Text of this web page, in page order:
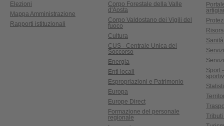
Elezioni
Mappa Amministrazione
Rapporti istituzionali
Corpo Forestale della Valle
d'Aosta
Corpo Valdostano dei Vigili del
fuoco
Cultura
CUS - Centrale Unica del
Soccorso
Energia
Enti locali
Espropriazioni e Patrimonio
Europa
Europe Direct
Formazione del personale
regionale
Sanità
Sport